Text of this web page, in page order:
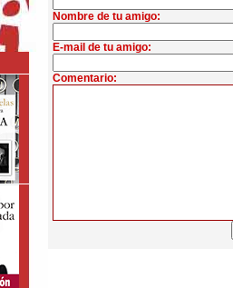
Nombre de tu amigo:
E-mail de tu amigo:
Comentario: